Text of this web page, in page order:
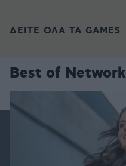
ΔΕΙΤΕ ΟΛΑ ΤΑ GAMES
Best of Network